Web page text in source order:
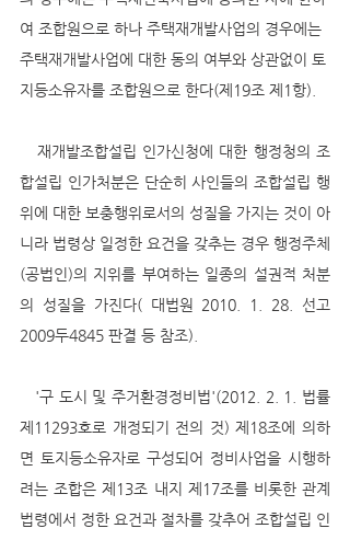
여 조합원으로 하나 주택재개발사업의 경우에는
주택재개발사업에 대한 동의 여부와 상관없이 토
지등소유자를 조합원으로 한다(제19조 제1항).
합설립 인가처분은 단순히 사인들의 조합설립 행
위에 대한 보충행위로서의 성질을 가지는 것이 아
니라 법령상 일정한 요건을 갖추는 경우 행정주체
(공법인)의 지위를 부여하는 일종의 설권적 처분
의 성질을 가진다( 대법원 2010. 1. 28. 선고
2009두4845 판결 등 참조).
제11293호로 개정되기 전의 것) 제18조에 의하
면 토지등소유자로 구성되어 정비사업을 시행하
려는 조합은 제13조 내지 제17조를 비롯한 관계
법령에서 정한 요건과 절차를 갖추어 조합설립 인